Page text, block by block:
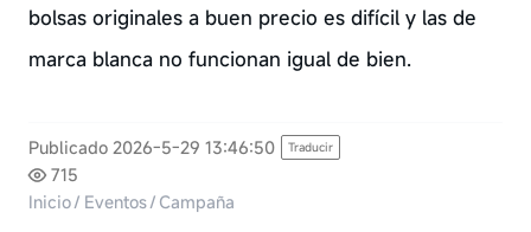
bolsas originales a buen precio es difícil y las de
marca blanca no funcionan igual de bien.
Publicado 2026-5-29 13:46:50 Traducir
715
Inicio/ Eventos/ Campaña